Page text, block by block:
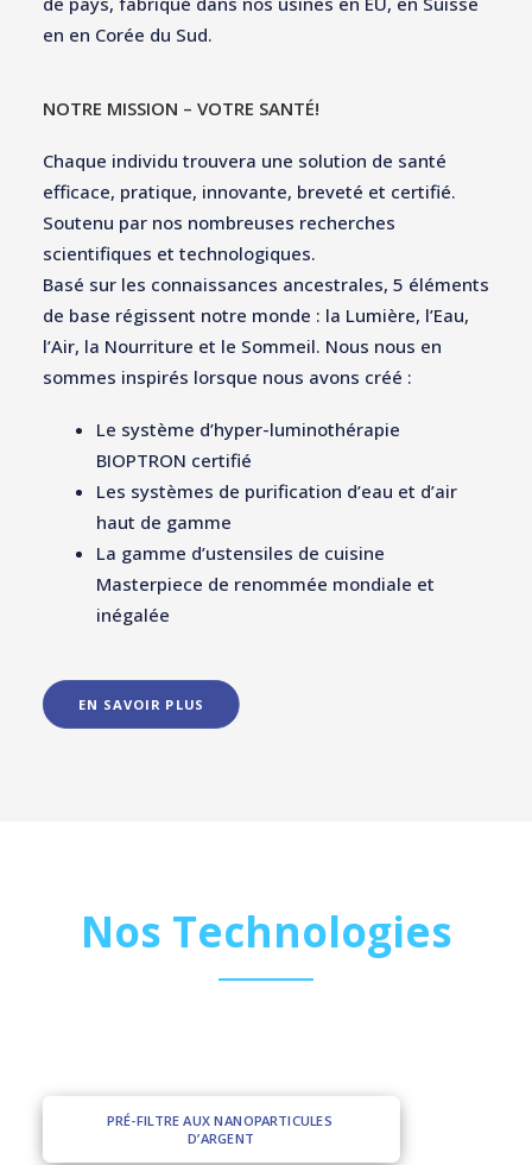
en en Corée du Sud.
NOTRE MISSION – VOTRE SANTÉ!
Chaque individu trouvera une solution de santé
efficace, pratique, innovante, breveté et certifié.
Soutenu par nos nombreuses recherches
scientifiques et technologiques.
Basé sur les connaissances ancestrales, 5 éléments
de base régissent notre monde : la Lumière, l’Eau,
l’Air, la Nourriture et le Sommeil. Nous nous en
sommes inspirés lorsque nous avons créé :
Le système d’hyper-luminothérapie
BIOPTRON certifié
Les systèmes de purification d’eau et d’air
haut de gamme
La gamme d’ustensiles de cuisine
Masterpiece de renommée mondiale et
inégalée
EN SAVOIR PLUS
Nos Technologies
PRÉ-FILTRE AUX NANOPARTICULES
D’ARGENT